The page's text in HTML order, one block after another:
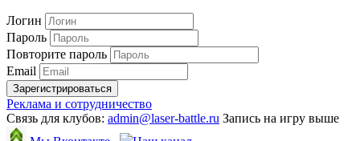
Логин
Пароль
Повторите пароль
Email
Зарегистрироваться
Реклама и сотрудничество
Связь для клубов: admin@laser-battle.ru Запись на игру выше